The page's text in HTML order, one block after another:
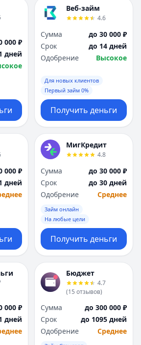
000 ₽
дней
Веб-займ
4.6
Сумма
до 30 000 ₽
Срок
до 14 дней
Одобрение
Высокое
Для новых клиентов
Первый займ 0%
Получить деньги
000 ₽
дней
МигКредит
4.8
Сумма
до 30 000 ₽
Срок
до 30 дней
Одобрение
Среднее
Займ онлайн
На любые цели
Получить деньги
000 ₽
дней
Бюджет
4.7
(15 отзывов)
Сумма
до 300 000 ₽
Срок
до 1095 дней
Одобрение
Среднее